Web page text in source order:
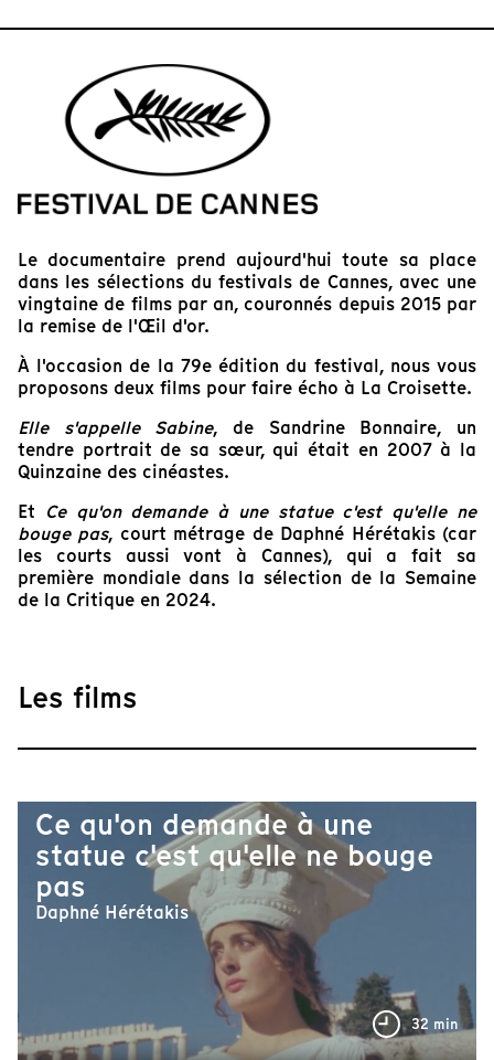
Le documentaire prend aujourd'hui toute sa place
dans les sélections du festivals de Cannes, avec une
vingtaine de films par an, couronnés depuis 2015 par
la remise de l'Œil d'or.
À l'occasion de la 79e édition du festival, nous vous
proposons deux films pour faire écho à La Croisette.
Elle s'appelle Sabine, de Sandrine Bonnaire, un
tendre portrait de sa sœur, qui était en 2007 à la
Quinzaine des cinéastes.
Et Ce qu'on demande à une statue c'est qu'elle ne
bouge pas, court métrage de Daphné Hérétakis (car
les courts aussi vont à Cannes), qui a fait sa
première mondiale dans la sélection de la Semaine
de la Critique en 2024.
Les films
Ce qu'on demande à une
statue c'est qu'elle ne bouge
pas
Daphné Hérétakis
32 min